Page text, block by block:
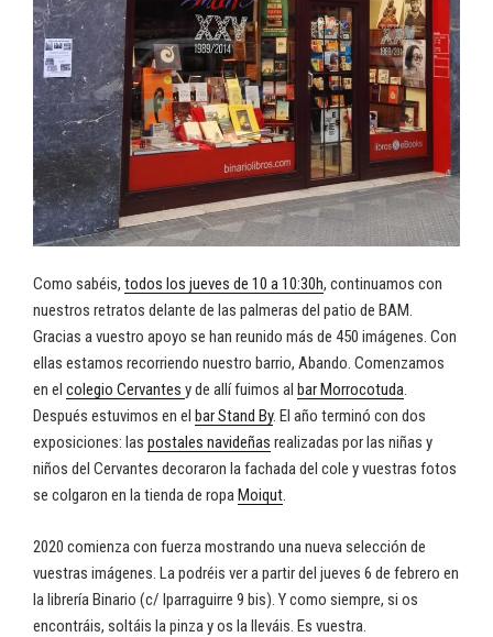
Como sabéis, todos los jueves de 10 a 10:30h, continuamos con
nuestros retratos delante de las palmeras del patio de BAM.
Gracias a vuestro apoyo se han reunido más de 450 imágenes. Con
ellas estamos recorriendo nuestro barrio, Abando. Comenzamos
en el colegio Cervantes y de allí fuimos al bar Morrocotuda.
Después estuvimos en el bar Stand By. El año terminó con dos
exposiciones: las postales navideñas realizadas por las niñas y
niños del Cervantes decoraron la fachada del cole y vuestras fotos
se colgaron en la tienda de ropaMoiqut.
2020 comienza con fuerza mostrando una nueva selección de
vuestras imágenes. La podréis ver a partir del jueves 6 de febrero en
la librería Binario (c/ Iparraguirre 9 bis). Y como siempre, si os
encontráis, soltáis la pinza y os la lleváis. Es vuestra.